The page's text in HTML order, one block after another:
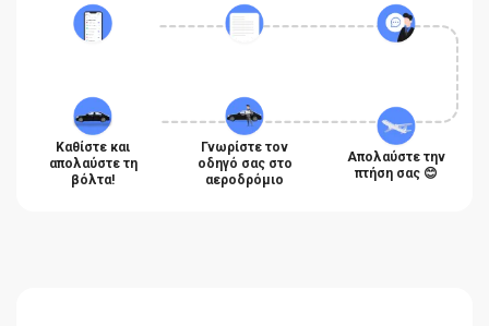
Καθίστε και
απολαύστε τη
βόλτα!
Γνωρίστε τον
οδηγό σας στο
αεροδρόμιο
Απολαύστε την
πτήση σας 😊